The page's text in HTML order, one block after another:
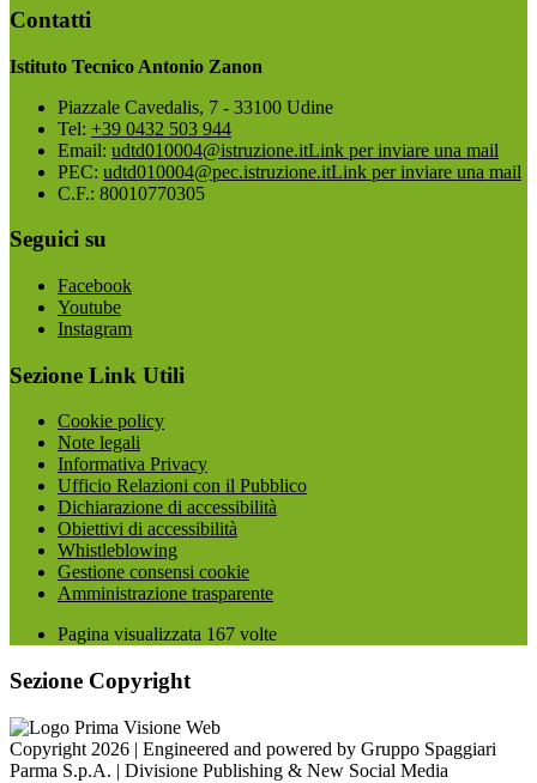
Contatti
Istituto Tecnico Antonio Zanon
Piazzale Cavedalis, 7 - 33100 Udine
Tel: +39 0432 503 944
Email: udtd010004@istruzione.itLink per inviare una mail
PEC: udtd010004@pec.istruzione.itLink per inviare una mail
C.F.: 80010770305
Seguici su
Facebook
Youtube
Instagram
Sezione Link Utili
Cookie policy
Note legali
Informativa Privacy
Ufficio Relazioni con il Pubblico
Dichiarazione di accessibilità
Obiettivi di accessibilità
Whistleblowing
Gestione consensi cookie
Amministrazione trasparente
Pagina visualizzata 167 volte
Sezione Copyright
Copyright 2026 | Engineered and powered by Gruppo Spaggiari
Parma S.p.A. | Divisione Publishing & New Social Media